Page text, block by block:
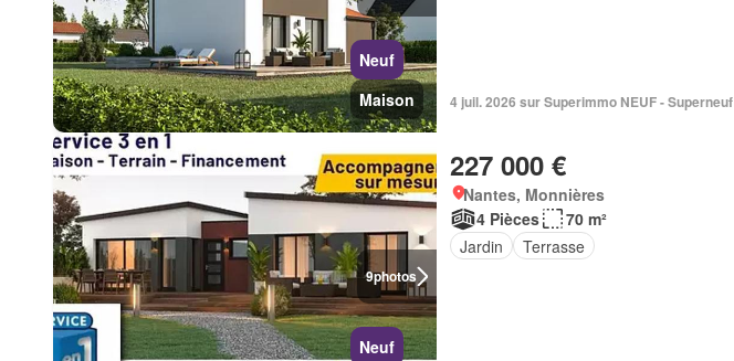
Neuf
Maison
4 juil. 2026 sur Superimmo NEUF - Superneuf
9photos
Neuf
227 000 €
Nantes, Monnières
4 Pièces
70 m²
Jardin
Terrasse